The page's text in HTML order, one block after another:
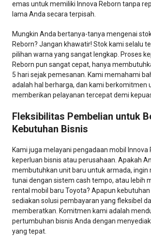
emas untuk memiliki Innova Reborn tanpa
lama Anda secara terpisah.
Mungkin Anda bertanya-tanya mengenai
Reborn? Jangan khawatir! Stok kami selalu
pilihan warna yang sangat lengkap. Proses
Reborn pun sangat cepat, hanya
5 hari sejak pemesanan. Kami memahami
adalah hal berharga, dan kami berkomitmen
memberikan pelayanan tercepat demi
Fleksibilitas Pembelian untuk
Kebutuhan Bisnis
Kami juga melayani pengadaan mobil Innova
keperluan bisnis atau perusahaan. Apakah
membutuhkan unit baru untuk armada, ingin
tunai dengan sistem cash tempo, atau lebih
rental mobil baru Toyota? Apapun
sediakan solusi pembayaran yang fleksibel
memberatkan. Komitmen kami adalah
pertumbuhan bisnis Anda dengan
yang tepat.